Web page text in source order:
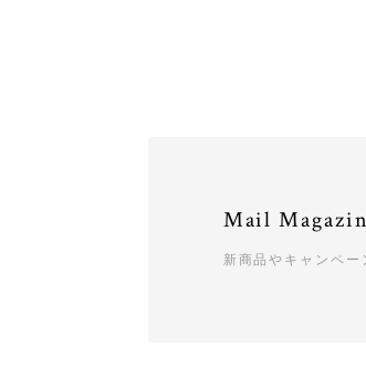
Mail
新商品やキャンペー